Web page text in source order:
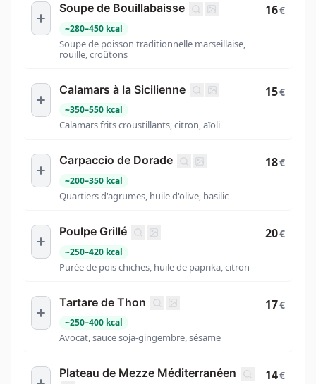
Soupe de Bouillabaisse
~280–450 kcal
Soupe de poisson traditionnelle marseillaise,
rouille, croûtons
16€
Calamars à la Sicilienne
~350–550 kcal
Calamars frits croustillants, citron, aïoli
15€
Carpaccio de Dorade
~200–350 kcal
Quartiers d'agrumes, huile d'olive, basilic
18€
Poulpe Grillé
~250–420 kcal
Purée de pois chiches, huile de paprika, citron
20€
Tartare de Thon
~250–400 kcal
Avocat, sauce soja-gingembre, sésame
17€
Plateau de Mezze Méditerranéen 14€